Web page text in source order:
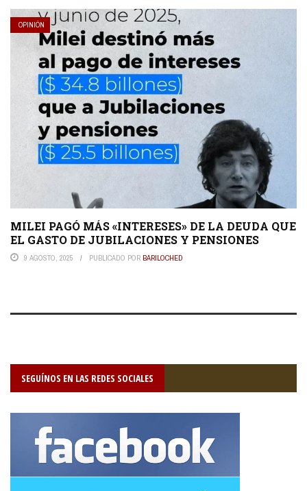
OPINIÓN
MILEI PAGÓ MÁS «INTERESES» DE LA DEUDA QUE
EL GASTO DE JUBILACIONES Y PENSIONES
9 AGOSTO, 2025 PUBLICADO POR BARILOCHED
SEGUÍNOS EN LAS REDES SOCIALES